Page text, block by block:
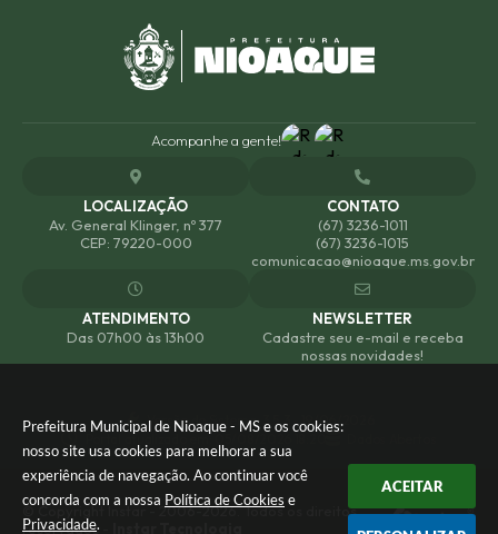
Prefeitura Municipal de Nioaque - MS e os cookies:
nosso site usa cookies para melhorar a sua
experiência de navegação. Ao continuar você
concorda com a nossa Política de Cookies e
Privacidade.
ACEITAR
Acompanhe a gente!
LOCALIZAÇÃO
Av. General Klinger, nº 377
CEP: 79220-000
CONTATO
(67) 3236-1011
(67) 3236-1015
comunicacao@nioaque.ms.gov.br
ATENDIMENTO
Das 07h00 às 13h00
NEWSLETTER
Cadastre seu e-mail e receba
nossas novidades!
Versão do Sistema:
3.5.3 - 19/06/2026
Portal atualizado em:
© Copyright Instar - 2006-2026. Todos os direitos
reservados -